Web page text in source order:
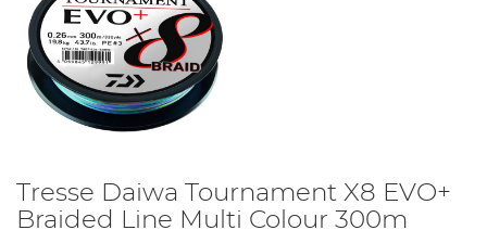
Tresse Daiwa Tournament X8 EVO+
Braided Line Multi Colour 300m